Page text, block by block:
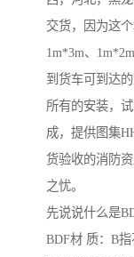
交货，因为这
1m*3m、
到货车可到达
所有的安装，
成，提供图集
货验收的消防
之忧。
先说说什么是
BDF材 质：B